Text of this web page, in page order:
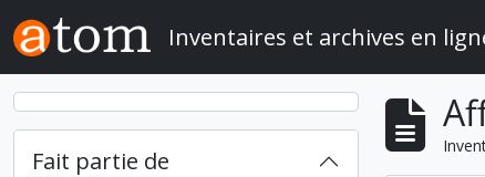
Skip to main content
Inventaires et archives en
Fait partie de